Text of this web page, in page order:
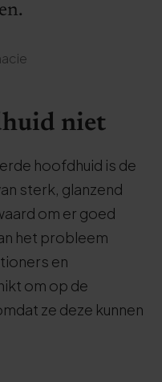
niet
hoofdhuid is de
sterk, glanzend
om er goed
het probleem
en
om op de
ze deze kunnen